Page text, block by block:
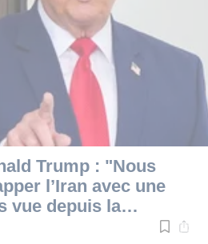
Trump : "Nous
l’Iran avec une
vue depuis la